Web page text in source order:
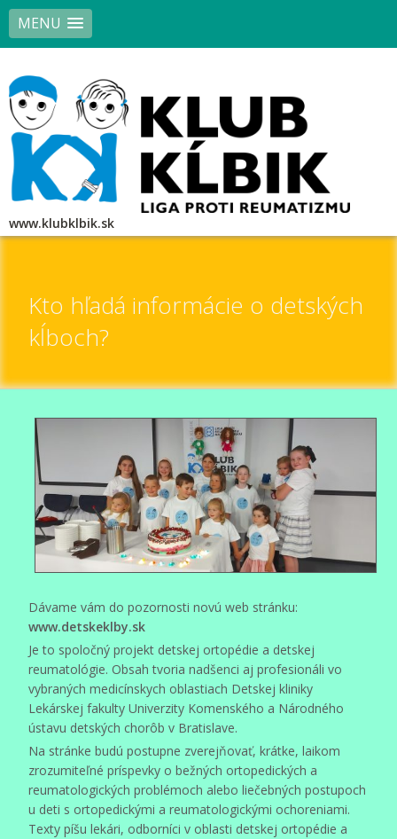
MENU
www.klubklbik.sk
Kto hľadá informácie o detských
kĺboch?
Dávame vám do pozornosti novú web stránku:
www.detskeklby.sk
Je to spoločný projekt detskej ortopédie a detskej
reumatológie. Obsah tvoria nadšenci aj profesionáli vo
vybraných medicínskych oblastiach Detskej kliniky
Lekárskej fakulty Univerzity Komenského a Národného
ústavu detských chorôb v Bratislave.
Na stránke budú postupne zverejňovať, krátke, laikom
zrozumiteľné príspevky o bežných ortopedických a
reumatologických problémoch alebo liečebných postupoch
u deti s ortopedickými a reumatologickými ochoreniami.
Texty píšu lekári, odborníci v oblasti detskej ortopédie a